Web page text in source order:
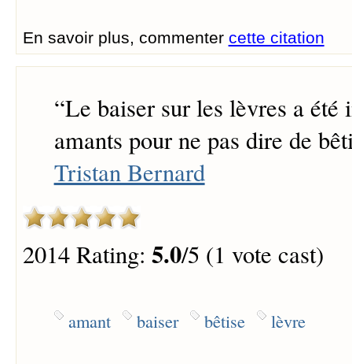
En savoir plus, commenter cette citation
“Le baiser sur les lèvres a été
amants pour ne pas dire de
Tristan Bernard
2014 Rating: 5.0/5 (1 vote cast)
amant baiser bêtise lèvre